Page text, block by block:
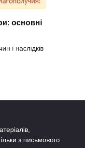
основні
і наслідків
з письмового